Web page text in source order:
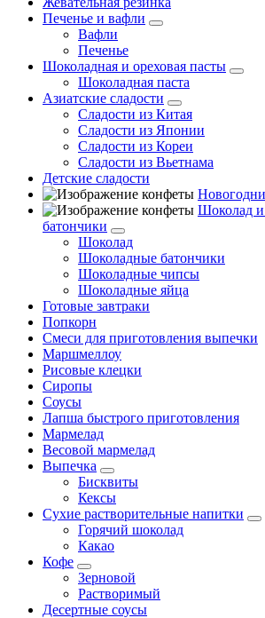
Печенье и вафли
Вафли
Печенье
Шоколадная и ореховая пасты
Шоколадная паста
Азиатские сладости
Сладости из Китая
Сладости из Японии
Сладости из Кореи
Сладости из Вьетнама
Детские сладости
Шоколад
батончики
Шоколад
Шоколадные батончики
Шоколадные чипсы
Шоколадные яйца
Готовые завтраки
Попкорн
Смеси для приготовления выпечки
Маршмеллоу
Рисовые клецки
Сиропы
Соусы
Лапша быстрого приготовления
Мармелад
Весовой мармелад
Выпечка
Бисквиты
Кексы
Сухие растворительные напитки
Горячий шоколад
Какао
Кофе
Зерновой
Растворимый
Десертные соусы